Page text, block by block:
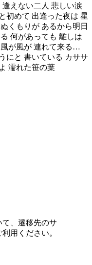
えない二人 悲しい涙
初めて 出逢った夜は 星
くもりが あるから明日
何があっても 離しは
が風が 連れて来る…
にと 書いている カササ
濡れた笹の葉
、遷移先のサ
用ください。